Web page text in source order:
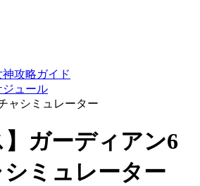
攻略ガイド
ジュール
ャシミュレーター
】ガーディアン6
ミュレーター